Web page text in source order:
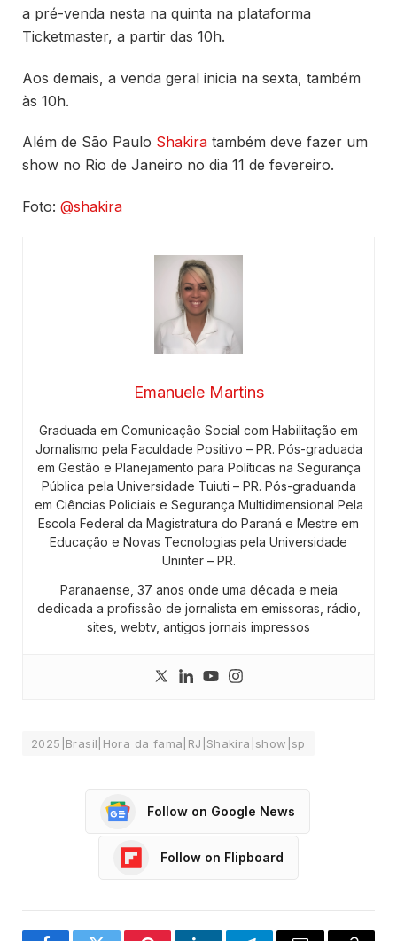
a pré-venda nesta na quinta na plataforma
Ticketmaster, a partir das 10h.
Aos demais, a venda geral inicia na sexta, também
às 10h.
Além de São Paulo Shakira também deve fazer um
show no Rio de Janeiro no dia 11 de fevereiro.
Foto: @shakira
Emanuele Martins
Graduada em Comunicação Social com Habilitação em
Jornalismo pela Faculdade Positivo – PR. Pós-graduada
em Gestão e Planejamento para Políticas na Segurança
Pública pela Universidade Tuiuti – PR. Pós-graduanda
em Ciências Policiais e Segurança Multidimensional Pela
Escola Federal da Magistratura do Paraná e Mestre em
Educação e Novas Tecnologias pela Universidade
Uninter – PR.
Paranaense, 37 anos onde uma década e meia
dedicada a profissão de jornalista em emissoras, rádio,
sites, webtv, antigos jornais impressos
2025|Brasil|Hora da fama|RJ|Shakira|show|sp
Follow on Google News
Follow on Flipboard